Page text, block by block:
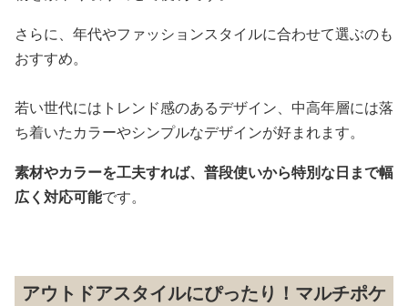
さらに、年代やファッションスタイルに合わせて選ぶのも
おすすめ。
若い世代にはトレンド感のあるデザイン、中高年層には落
ち着いたカラーやシンプルなデザインが好まれます。
素材やカラーを工夫すれば、普段使いから特別な日まで幅
広く対応可能です。
アウトドアスタイルにぴったり！マルチポケ